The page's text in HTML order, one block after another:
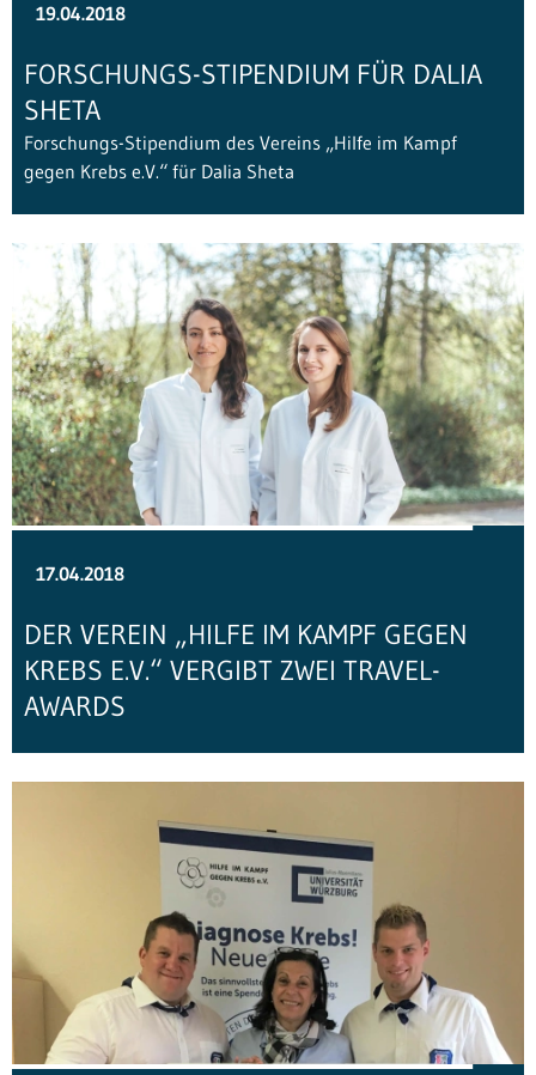
19.04.2018
FORSCHUNGS-STIPENDIUM FÜR DALIA
SHETA
Forschungs-Stipendium des Vereins „Hilfe im Kampf
gegen Krebs e.V.“ für Dalia Sheta
17.04.2018
DER VEREIN „HILFE IM KAMPF GEGEN
KREBS E.V.“ VERGIBT ZWEI TRAVEL-
AWARDS